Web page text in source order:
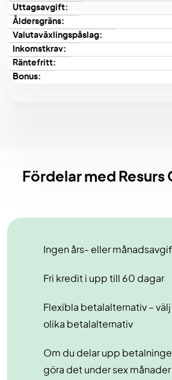
Uttagsavgift:
Åldersgräns:
Valutaväxlingspåslag:
Inkomstkrav:
Räntefritt:
Bonus:
Fördelar med Resurs
Ingen års- eller
Fri kredit i upp till 60 dagar
Flexibla betalalternativ –
olika betalalternativ
Om du delar upp
göra det under sex